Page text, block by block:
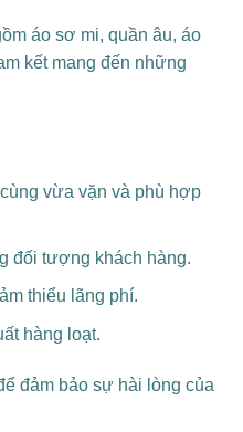
áo sơ mi, quần âu, áo
kết mang đến những
vừa vặn và phù hợp
đối tượng khách hàng.
thiểu lãng phí.
hàng loạt.
đảm bảo sự hài lòng của